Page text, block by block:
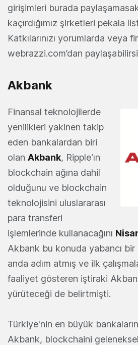
girişimleri burada
kaçırdığımız şirketleri pekala
Katkılarınızı yorumlarda veya
webrazzi.com’dan
Akbank
Finansal teknolojilerde
yenilikleri yakinen takip
eden bankalardan biri
olan Akbank, Ripple‘ın
blockchain ağına dahil
olduğunu ve blockchain
teknolojisini uluslararası
para transferi
işlemlerinde kullanacağını
Akbank bu konuda yabancı bir
anda adım atmış ve ilk
faaliyet gösteren iştiraki
yürüteceği de belirtmişti.
Türkiye'nin en büyük
Akbank, blockchaini